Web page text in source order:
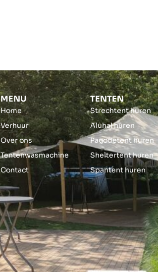
MENU
Home
Verhuur
Over ons
Tentenwasmachine
Contact
TENTEN
Strechtent huren
Aluhal huren
Pagodetent huren
Sheltertent huren
Spantent huren